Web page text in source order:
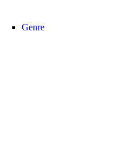
Genre